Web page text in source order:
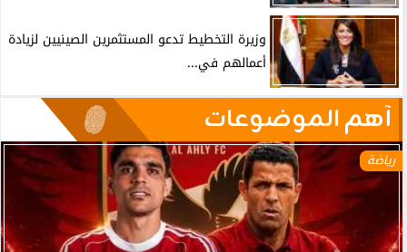
وزيرة التخطيط تدعو المستثمرين الصينيين لزيادة
أعمالهم في...
آهم الموضوعات
رياضة